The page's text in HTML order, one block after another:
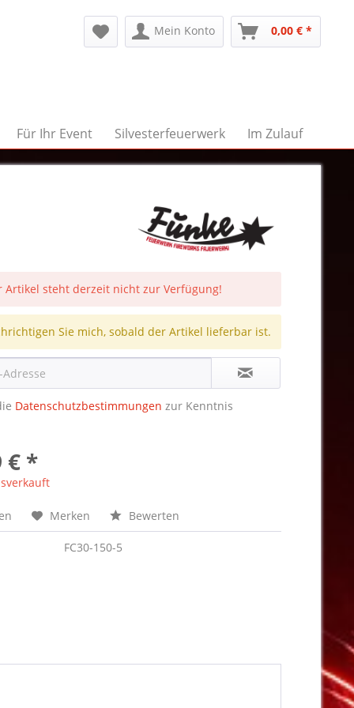
Mein Konto 0,00 € *
Für Ihr Event Silvesterfeuerwerk Im Zulauf
Artikel steht derzeit nicht zur Verfügung!
Sie mich, sobald der Artikel lieferbar ist.
Datenschutzbestimmungen zur Kenntnis
€ *
Merken Bewerten
FC30-150-5